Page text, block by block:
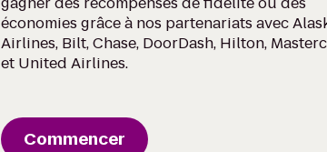
économies grâce à nos partenariats avec
Airlines, Bilt, Chase, DoorDash, Hilton,
et United Airlines.
Commencer